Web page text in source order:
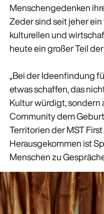
Menschengedenken
Zeder sind seit jeher
kulturellen und
heute ein großer Teil
„Bei der Ideenfindung
etwas schaffen, das
Kultur würdigt, sondern
Community dem
Territorien der MST
Herausgekommen ist
Menschen zu